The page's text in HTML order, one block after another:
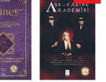
İndirim